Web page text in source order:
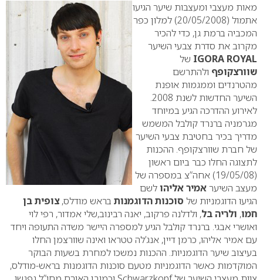
מאות מעצבי ומעצבות שיער הגיעו
אתמול (20/05/2008) למלון כפר
המכביה ברמת גן, כדי להכיר
מקרוב את סדרת צבעי השיער
IGORA ROYAL של
שוורצקופף ולהתרשם
מהטרנדים וממגמות אופנת
השיער החדשות לשנת 2008.
לאירוע ההדרכה הגיע במיוחד
מגרמניה ברנרד קולבל המשמש
מדריך בכיר בחטיבת צבעי השיער
של חברת שוורצקופף. ההכנות
לתצוגה החלו כבר ביום ראשון
(19/05/08) אחה”צ במספרה של
מעצב השיעראמיר אליהולשם
הגיעו הדוגמניות של סוכנות הדוגמנות בראש מודלס,צופית בן
חמו, ולריה בל, ולדלנה פרקוב, יאנה רבינוב,שלי אמדור, רפי לוי
ואושרי אבגי. ברנרד קולבל הגיע למספרה היישר משדה התעופה ויחד
עם אמיר אליהו, כרמן דיין, אנג’לה טטראו ואינה שוורצמן החלו
בעיצוב שיער הדוגמניות. ההכנות נמשכו למחרת בשעות הבוקר
המוקדמות כאשר הדוגמניות מטעם סוכנות הדוגמנות בראש-מודלס,